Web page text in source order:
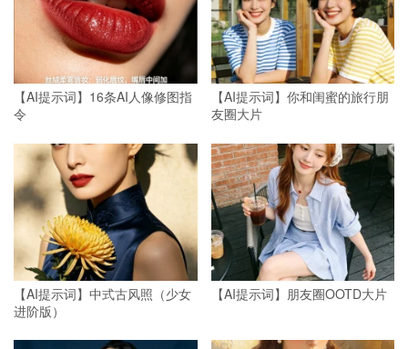
【AI提示词】16条AI人像修图指
令
【AI提示词】你和闺蜜的旅行朋
友圈大片
【AI提示词】中式古风照（少女
进阶版）
【AI提示词】朋友圈OOTD大片